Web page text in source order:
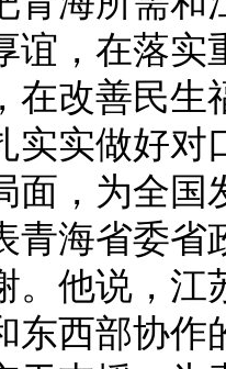
谊，在落
在改善民
实实做好
面，为全
海省委省
。他说，
东西部协